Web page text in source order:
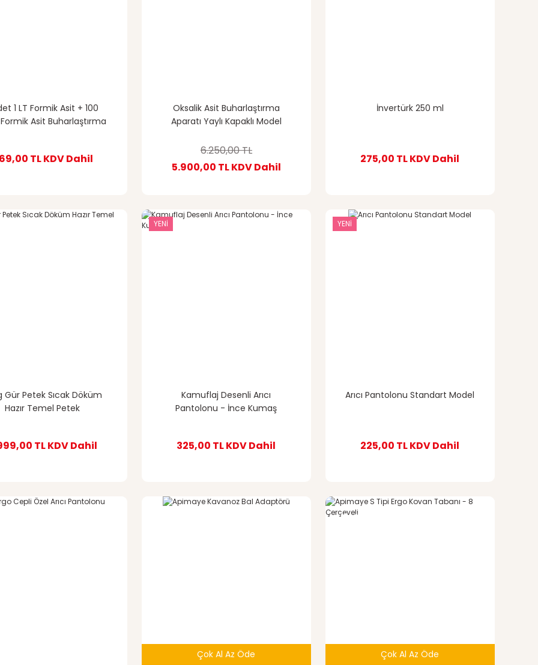
1 LT Formik Asit + 100
Asit Buharlaştırma
TLKDV Dahil
Oksalik Asit Buharlaştırma
Aparatı Yaylı Kapaklı Model
6.250,00 TL
5.900,00 TLKDV Dahil
İnvertürk 250 ml
275,00 TLKDV Dahil
Gür Petek Sıcak Döküm
Hazır Temel Petek
TLKDV Dahil
YENİ
Kamuflaj Desenli Arıcı
Pantolonu - İnce Kumaş
325,00 TLKDV Dahil
YENİ
Arıcı Pantolonu Standart Model
225,00 TLKDV Dahil
Çok Al Az Öde
%4
Çok Al Az Öde